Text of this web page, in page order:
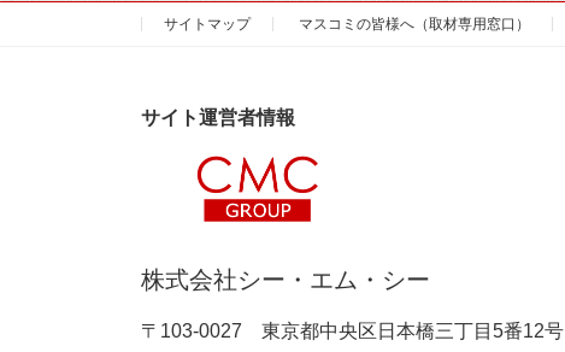
サイトマップ マスコミの皆様へ（取材専用窓口）
サイト運営者情報
株式会社シー・エム・シー
〒103-0027 東京都中央区日本橋三丁目5番12号